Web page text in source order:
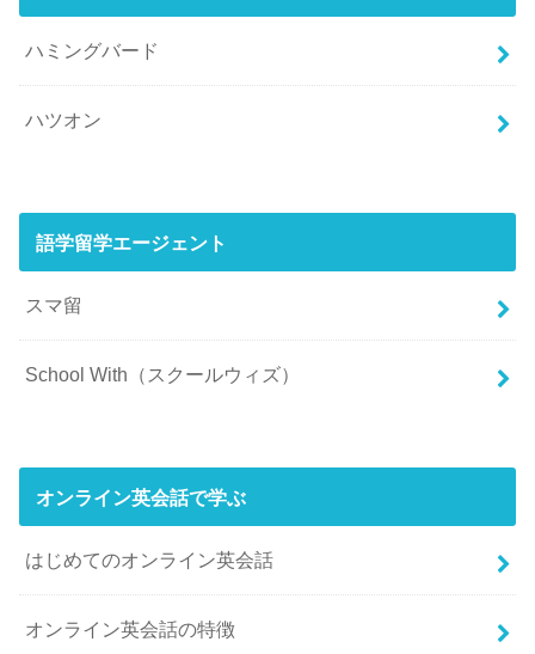
ハミングバード
ハツオン
語学留学エージェント
スマ留
School With（スクールウィズ）
オンライン英会話で学ぶ
はじめてのオンライン英会話
オンライン英会話の特徴